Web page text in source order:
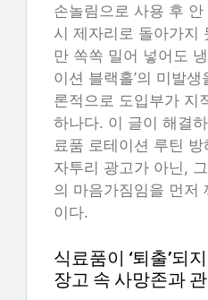
손놀림으로 사용 후
시 제자리로 돌아가지
만 쏙쏙 밀어 넣어도
이션 블랙홀’의 미발
론적으로 도입부가 지
하나다. 이 글이 해결
료품 로테이션 루틴
자투리 광고가 아닌,
의 마음가짐임을 먼저
이다.
식료품이 ‘퇴출’되
장고 속 사망존과